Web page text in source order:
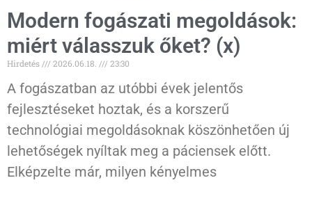
Modern fogászati megoldások:
miért válasszuk őket? (x)
Hirdetés 2026.06.18. 23:30
A fogászatban az utóbbi évek jelentős
fejlesztéseket hoztak, és a korszerű
technológiai megoldásoknak köszönhetően új
lehetőségek nyíltak meg a páciensek előtt.
Elképzelte már, milyen kényelmes